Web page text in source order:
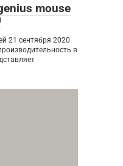
mouse
21 сентября 2020
в